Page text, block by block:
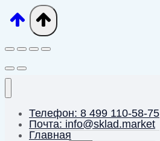
Телефон: 8 499 110-58-75
Почта: info@sklad.market
Главная